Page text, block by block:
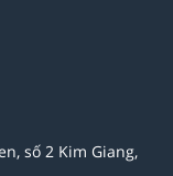
số 2 Kim Giang,